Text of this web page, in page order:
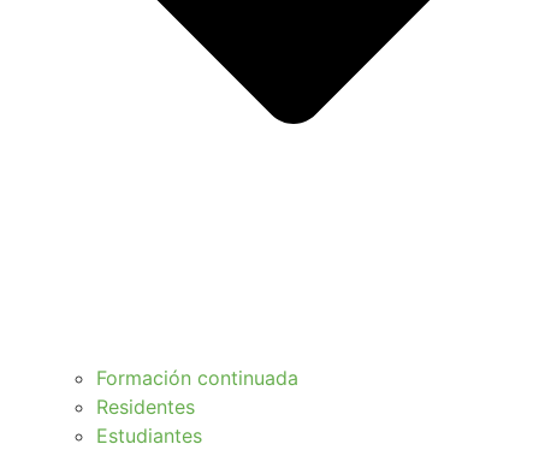
Formación continuada
Residentes
Estudiantes